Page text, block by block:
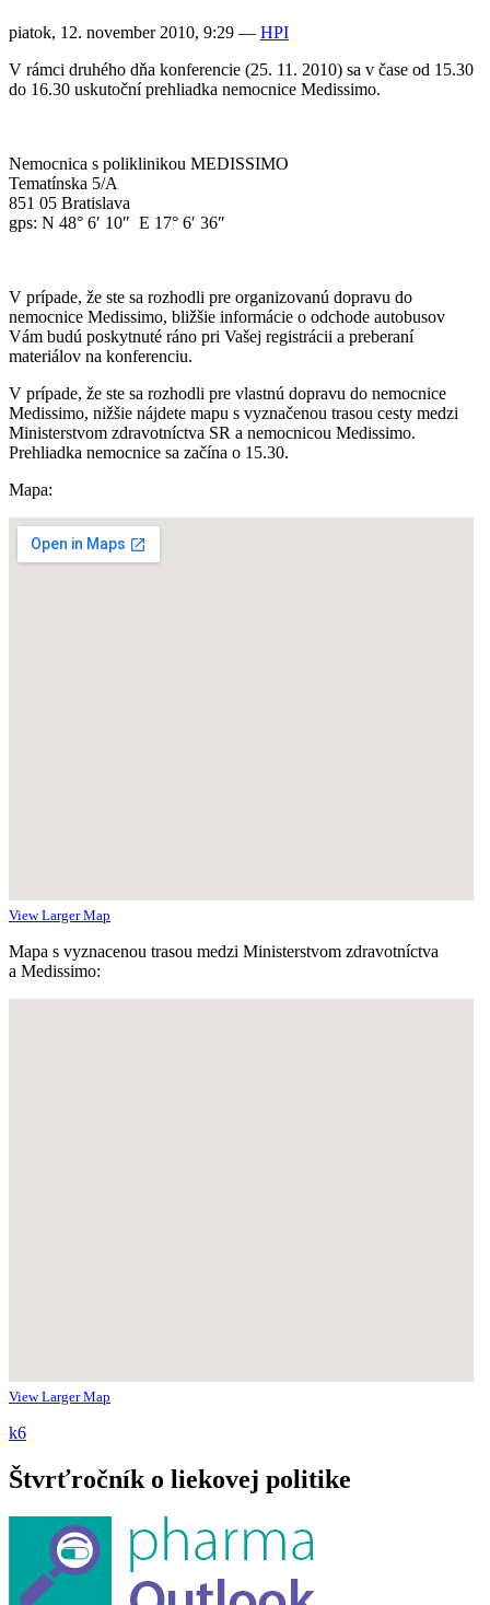
piatok, 12. november 2010, 9:29 — HPI
V rámci druhého dňa konferencie (25. 11. 2010) sa v čase od 15.30
do 16.30 uskutoční prehliadka nemocnice Medissimo.
Nemocnica s poliklinikou MEDISSIMO
Tematínska 5/A
851 05 Bratislava
gps: N 48° 6′ 10″ E 17° 6′ 36″
V prípade, že ste sa rozhodli pre organizovanú dopravu do
nemocnice Medissimo, bližšie informácie o odchode autobusov
Vám budú poskytnuté ráno pri Vašej registrácii a preberaní
materiálov na konferenciu.
V prípade, že ste sa rozhodli pre vlastnú dopravu do nemocnice
Medissimo, nižšie nájdete mapu s vyznačenou trasou cesty medzi
Ministerstvom zdravotníctva SR a nemocnicou Medissimo.
Prehliadka nemocnice sa začína o 15.30.
Mapa:
View Larger Map
Mapa s vyznacenou trasou medzi Ministerstvom zdravotníctva
a Medissimo:
View Larger Map
k6
Štvrťročník o liekovej politike